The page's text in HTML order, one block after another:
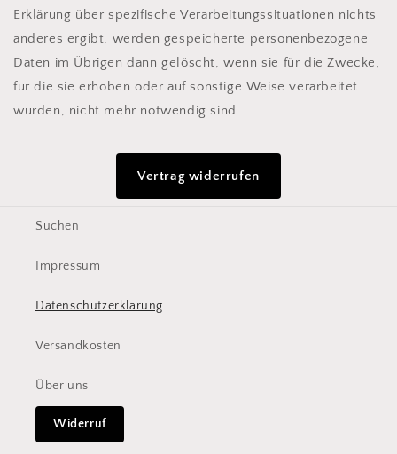
Erklärung über spezifische Verarbeitungssituationen nichts
anderes ergibt, werden gespeicherte personenbezogene
Daten im Übrigen dann gelöscht, wenn sie für die Zwecke,
für die sie erhoben oder auf sonstige Weise verarbeitet
wurden, nicht mehr notwendig sind.
Vertrag widerrufen
Suchen
Impressum
Datenschutzerklärung
Versandkosten
Über uns
Widerruf